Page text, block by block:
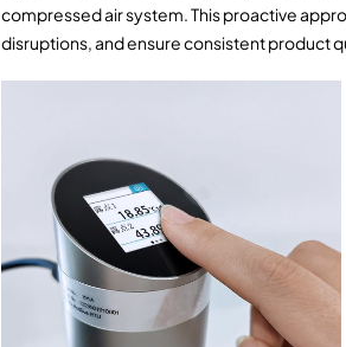
compressed air system. This proactive
disruptions, and ensure consistent product